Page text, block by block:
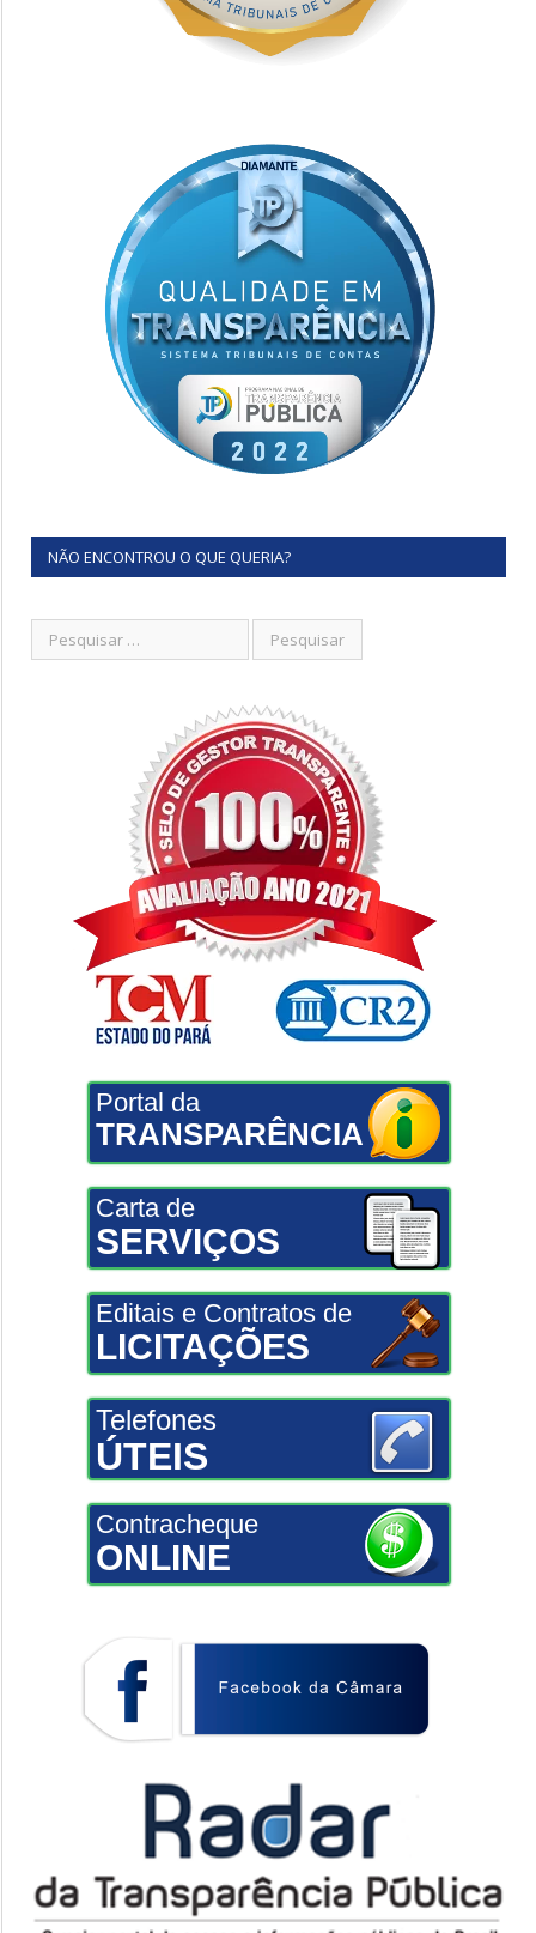
NÃO ENCONTROU O QUE QUERIA?
Portal da
TRANSPARÊNCIA
Carta de
SERVIÇOS
Editais e Contratos de
LICITAÇÕES
Telefones
ÚTEIS
Contracheque
ONLINE